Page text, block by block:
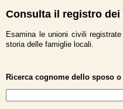
Consulta il registro dei
Esamina le unioni civili
storia delle famiglie locali.
Ricerca cognome dello sposo